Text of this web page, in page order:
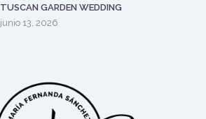
TUSCAN GARDEN WEDDING
junio 13, 2026